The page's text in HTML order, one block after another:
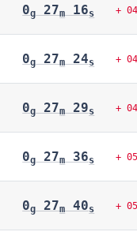
0g 27m 16s + 04
0g 27m 24s + 04
0g 27m 29s + 04
0g 27m 36s + 05
0g 27m 40s + 05